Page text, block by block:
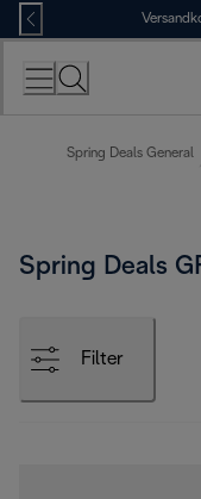
Skip
to
Content
Spring Deals General
Spring Deals
Filter